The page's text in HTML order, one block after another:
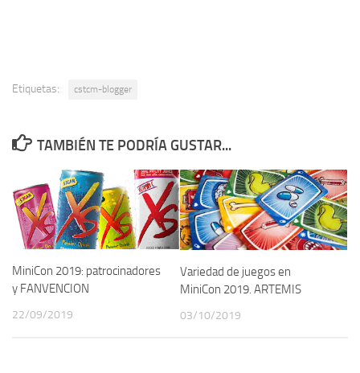
Etiquetas: cstcm-blogger
TAMBIÉN TE PODRÍA GUSTAR...
MiniCon 2019: patrocinadores
y FANVENCION
22/09/2019
Variedad de juegos en
MiniCon 2019. ARTEMIS
03/10/2019